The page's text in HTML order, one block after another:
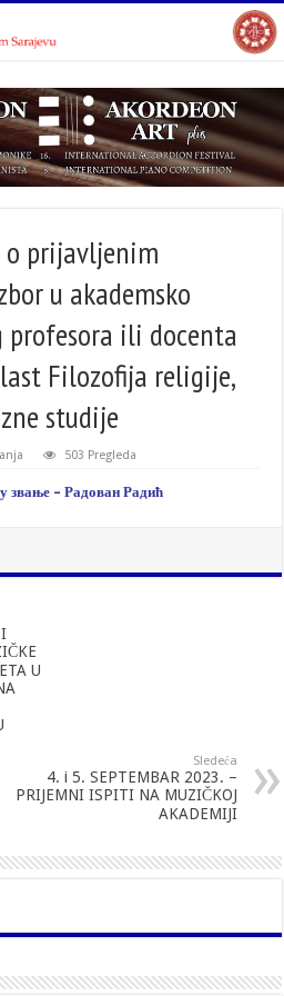
o prijavljenim
u akademsko
profesora ili docenta
Filozofija religije,
studije
503 Pregleda
звање – Радован Радић
U
Sledeća
4. i 5. SEPTEMBAR 2023. –
PRIJEMNI ISPITI NA MUZIČKOJ
AKADEMIJI